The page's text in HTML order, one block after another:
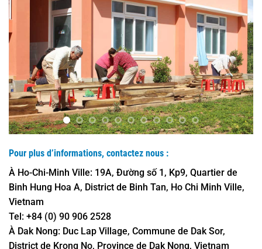
Pour plus d’informations, contactez nous :
À Ho-Chi-Minh Ville: 19A, Đường số 1, Kp9, Quartier de
Binh Hung Hoa A, District de Binh Tan, Ho Chi Minh Ville,
Vietnam
Tel: +84 (0) 90 906 2528
À Dak Nong: Duc Lap Village, Commune de Dak Sor,
District de Krong No, Province de Dak Nong, Vietnam